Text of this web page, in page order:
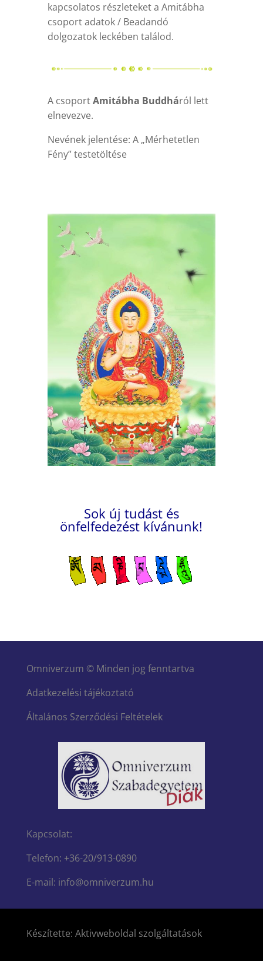
kapcsolatos részleteket a Amitábha
csoport adatok / Beadandó
dolgozatok leckében találod.
A csoportAmitábha Buddháról lett
elnevezve.
Nevének jelentése: A „Mérhetetlen
Fény” testetöltése
Sok új tudást és
önfelfedezést kívánunk!
Omniverzum © Minden jog fenntartva
Adatkezelési tájékoztató
Általános Szerződési Feltételek
Kapcsolat:
Telefon: +36-20/913-0890
E-mail: info@omniverzum.hu
Készítette: Aktivweboldal szolgáltatások